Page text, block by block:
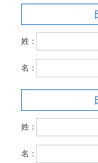
姓：
名：
姓：
名：